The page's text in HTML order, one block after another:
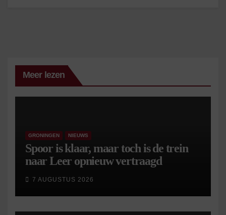
Meer lezen
GRONINGEN NIEUWS
Spoor is klaar, maar toch is de trein
naar Leer opnieuw vertraagd
7 AUGUSTUS 2026